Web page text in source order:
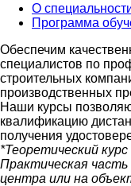
О
Программа
Обеспечим
специалистов по
строительных
производственных
Наши курсы
квалификацию
получения
*Теоретический
Практическая
центра или на